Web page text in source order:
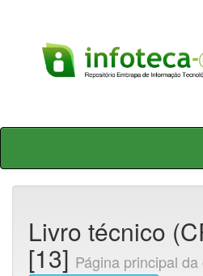
Skip
Livro técnico
[13] Página principal da